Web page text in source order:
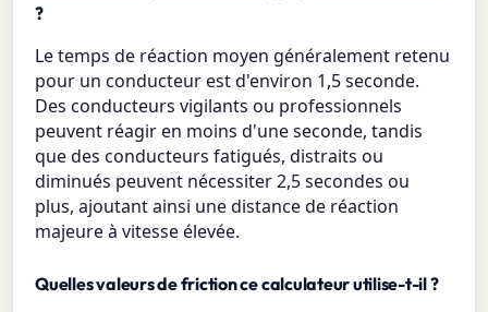
?
Le temps de réaction moyen généralement retenu
pour un conducteur est d'environ 1,5 seconde.
Des conducteurs vigilants ou professionnels
peuvent réagir en moins d'une seconde, tandis
que des conducteurs fatigués, distraits ou
diminués peuvent nécessiter 2,5 secondes ou
plus, ajoutant ainsi une distance de réaction
majeure à vitesse élevée.
Quelles valeurs de friction ce calculateur utilise-t-il ?